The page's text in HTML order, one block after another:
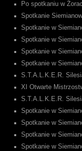
Po spotkaniu w
Spotkanie
Spotkanie w
Spotkanie w
Spotkanie w
Spotkanie w
S.T.A.L.K.E.R.
XI Otwarte
S.T.A.L.K.E.R.
Spotkanie w
Spotkanie w
Spotkanie w
Spotkanie w